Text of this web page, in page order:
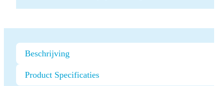
Beschrijving
Product Specificaties